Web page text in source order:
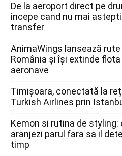
De la aeroport direct pe
incepe cand nu mai
transfer
AnimaWings lansează rute
România și își extinde flota
aeronave
Timișoara, conectată la
Turkish Airlines prin
Kemon si rutina de styling:
aranjezi parul fara sa il
timp